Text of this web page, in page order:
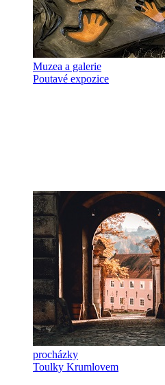
Muzea a galerie
Poutavé expozice
procházky
Toulky Krumlovem